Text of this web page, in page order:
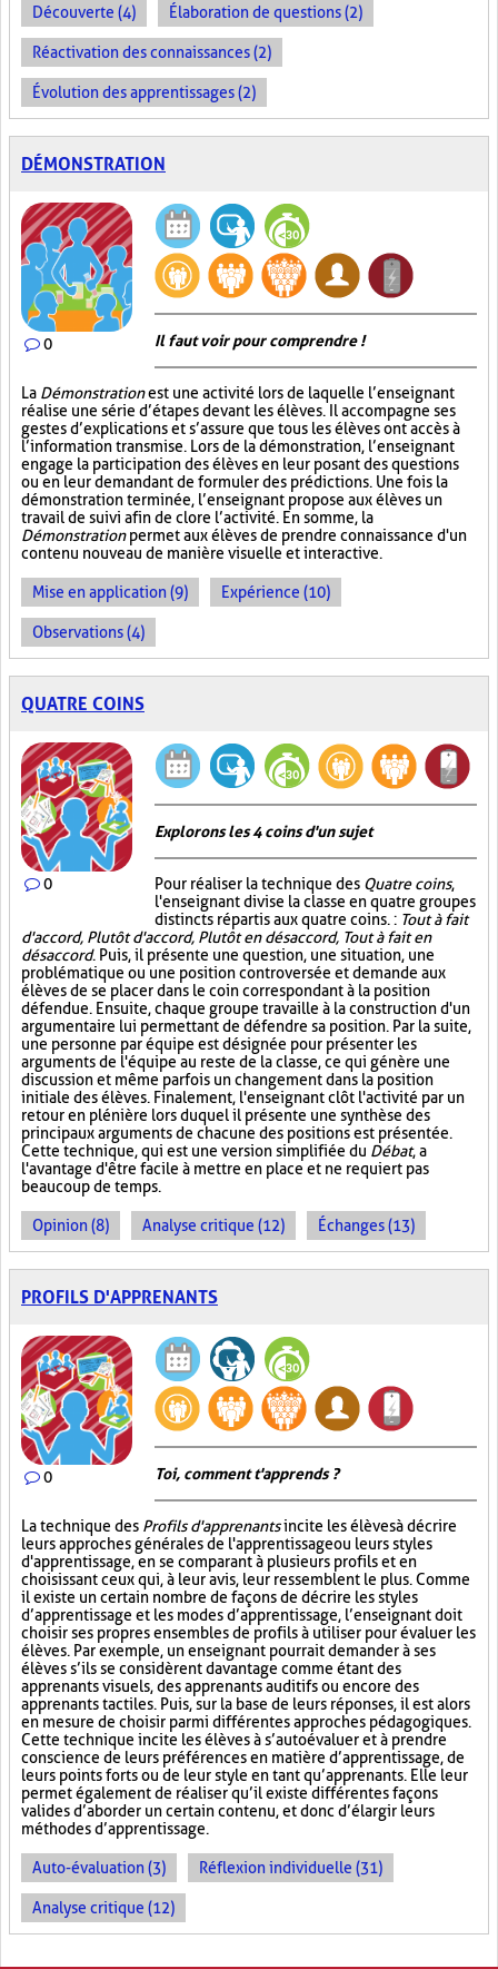
Découverte (4) Élaboration de questions (2)
Réactivation des connaissances (2)
Évolution des apprentissages (2)
DÉMONSTRATION
0 Il faut voir pour comprendre !
La Démonstrationest une activité lors de laquelle l’enseignant
réalise une série d’étapes devant les élèves. Il accompagne ses
gestes d’explications et s’assure que tous les élèves ont accès à
l’information transmise. Lors de la démonstration, l’enseignant
engage la participation des élèves en leur posant des questions
ou en leur demandant de formuler des prédictions. Une fois la
démonstration terminée, l’enseignant propose aux élèves un
travail de suivi afin de clore l’activité. En somme, la
Démonstrationpermet aux élèves de prendre connaissance d'un
contenu nouveau de manière visuelle et interactive.
Mise en application (9) Expérience (10)
Observations (4)
QUATRE COINS
0
Explorons les 4 coins d'un sujet
Pour réaliser la technique des Quatre coins,
l'enseignant divise la classe en quatre groupes
distincts répartis aux quatre coins. : Tout à fait
d'accord, Plutôt d'accord, Plutôt en désaccord, Tout à fait en
désaccord. Puis, il présente une question, une situation, une
problématique ou une position controversée et demande aux
élèves de se placer dans le coin correspondant à la position
défendue. Ensuite, chaque groupe travaille à la construction d'un
argumentaire lui permettant de défendre sa position. Par la suite,
une personne par équipe est désignée pour présenter les
arguments de l'équipe au reste de la classe, ce qui génère une
discussion et même parfois un changement dans la position
initiale des élèves. Finalement, l'enseignant clôt l'activité par un
retour en plénière lors duquel il présente une synthèse des
principaux arguments de chacune des positions est présentée.
Cette technique, qui est une version simplifiée du Débat, a
l'avantage d'être facile à mettre en place et ne requiert pas
beaucoup de temps.
Opinion (8) Analyse critique (12) Échanges (13)
PROFILS D'APPRENANTS
0 Toi, comment t'apprends ?
La technique des Profils d'apprenantsincite les élèves à décrire
leurs approches générales de l'apprentissage ou leurs styles
d'apprentissage, en se comparant à plusieurs profils et en
choisissant ceux qui, à leur avis, leur ressemblent le plus. Comme
il existe un certain nombre de façons de décrire les styles
d’apprentissage et les modes d’apprentissage, l’enseignant doit
choisir ses propres ensembles de profils à utiliser pour évaluer les
élèves. Par exemple, un enseignant pourrait demander à ses
élèves s’ils se considèrent davantage comme étant des
apprenants visuels, des apprenants auditifs ou encore des
apprenants tactiles. Puis, sur la base de leurs réponses, il est alors
en mesure de choisir parmi différentes approches pédagogiques.
Cette technique incite les élèves à s’autoévaluer et à prendre
conscience de leurs préférences en matière d’apprentissage, de
leurs points forts ou de leur style en tant qu’apprenants. Elle leur
permet également de réaliser qu’il existe différentes façons
valides d’aborder un certain contenu, et donc d’élargir leurs
méthodes d’apprentissage.
Auto-évaluation (3) Réflexion individuelle (31)
Analyse critique (12)
PAGES